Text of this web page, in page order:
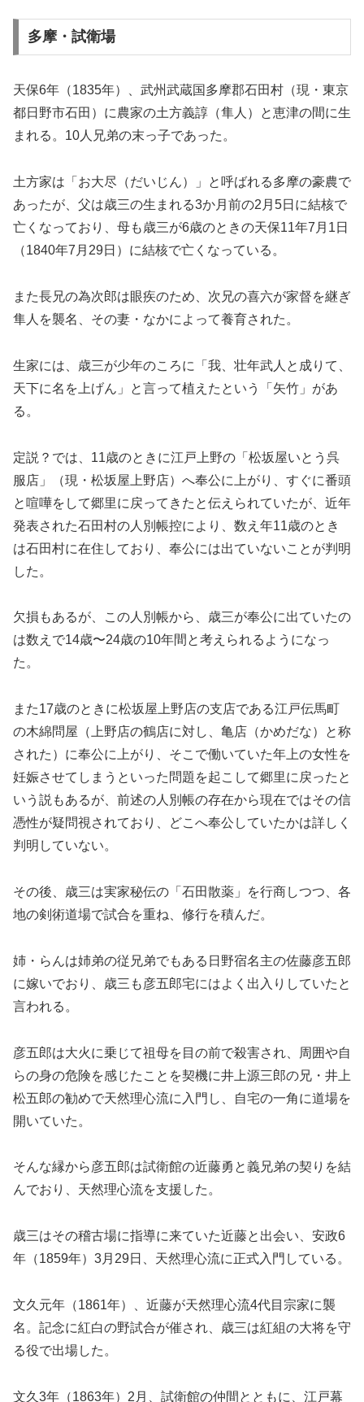
多摩・試衛場
天保6年（1835年）、武州武蔵国多摩郡石田村（現・東京
都日野市石田）に農家の土方義諄（隼人）と恵津の間に生
まれる。10人兄弟の末っ子であった。
土方家は「お大尽（だいじん）」と呼ばれる多摩の豪農で
あったが、父は歳三の生まれる3か月前の2月5日に結核で
亡くなっており、母も歳三が6歳のときの天保11年7月1日
（1840年7月29日）に結核で亡くなっている。
また長兄の為次郎は眼疾のため、次兄の喜六が家督を継ぎ
隼人を襲名、その妻・なかによって養育された。
生家には、歳三が少年のころに「我、壮年武人と成りて、
天下に名を上げん」と言って植えたという「矢竹」があ
る。
定説？では、11歳のときに江戸上野の「松坂屋いとう呉
服店」（現・松坂屋上野店）へ奉公に上がり、すぐに番頭
と喧嘩をして郷里に戻ってきたと伝えられていたが、近年
発表された石田村の人別帳控により、数え年11歳のとき
は石田村に在住しており、奉公には出ていないことが判明
した。
欠損もあるが、この人別帳から、歳三が奉公に出ていたの
は数えで14歳〜24歳の10年間と考えられるようになっ
た。
また17歳のときに松坂屋上野店の支店である江戸伝馬町
の木綿問屋（上野店の鶴店に対し、亀店（かめだな）と称
された）に奉公に上がり、そこで働いていた年上の女性を
妊娠させてしまうといった問題を起こして郷里に戻ったと
いう説もあるが、前述の人別帳の存在から現在ではその信
憑性が疑問視されており、どこへ奉公していたかは詳しく
判明していない。
その後、歳三は実家秘伝の「石田散薬」を行商しつつ、各
地の剣術道場で試合を重ね、修行を積んだ。
姉・らんは姉弟の従兄弟でもある日野宿名主の佐藤彦五郎
に嫁いでおり、歳三も彦五郎宅にはよく出入りしていたと
言われる。
彦五郎は大火に乗じて祖母を目の前で殺害され、周囲や自
らの身の危険を感じたことを契機に井上源三郎の兄・井上
松五郎の勧めで天然理心流に入門し、自宅の一角に道場を
開いていた。
そんな縁から彦五郎は試衛館の近藤勇と義兄弟の契りを結
んでおり、天然理心流を支援した。
歳三はその稽古場に指導に来ていた近藤と出会い、安政6
年（1859年）3月29日、天然理心流に正式入門している。
文久元年（1861年）、近藤が天然理心流4代目宗家に襲
名。記念に紅白の野試合が催され、歳三は紅組の大将を守
る役で出場した。
文久3年（1863年）2月、試衛館の仲間とともに、江戸幕